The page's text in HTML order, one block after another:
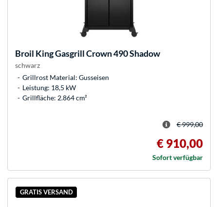
Broil KingGasgrill Crown 490 Shadow
schwarz
Grillrost Material: Gusseisen
Leistung: 18,5 kW
Grillfläche: 2.864 cm²
€ 999,00
€ 910,00
Sofort verfügbar
GRATIS VERSAND